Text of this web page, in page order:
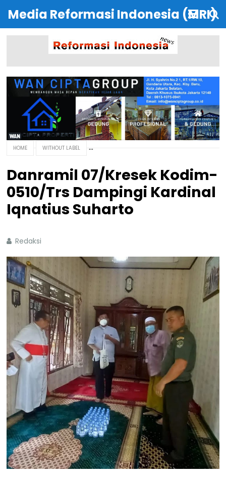
Media Reformasi Indonesia (MRI)
HOME WITHOUT LABEL
Danramil 07/Kresek Kodim-
0510/Trs Dampingi Kardinal
Iqnatius Suharto
Redaksi